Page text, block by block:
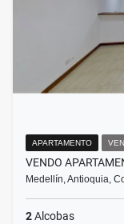
APARTAMENTO
VENDO
Medellín, Antioquia,
2Alcobas